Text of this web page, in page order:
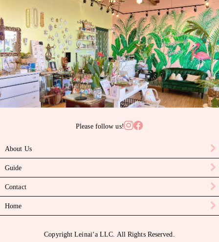
カルセドニー
サンゴ
サンライズシェル
スワロフスキークリスタル
ターコイズ
ハーキマーダイヤモンド
パール
ピカケビーズ
Please follow us!
About Us
Guide
Contact
Home
Copyright Leinaiʻa LLC. All Rights Reserved.